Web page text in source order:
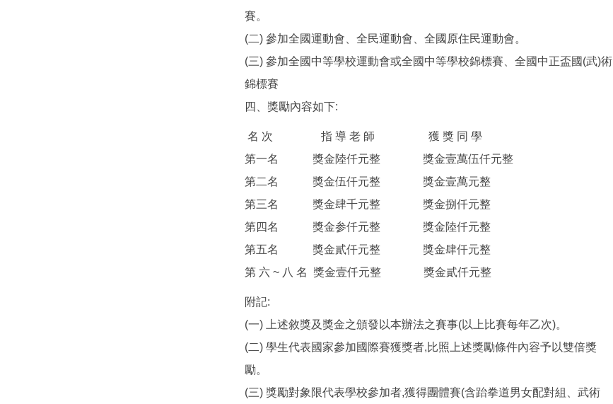
賽。
(二) 參加全國運動會、全民運動會、全國原住民運動會。
(三) 參加全國中等學校運動會或全國中等學校錦標賽、全國中正盃國(武)術
錦標賽
四、獎勵內容如下:
名 次 指 導 老 師 獲 獎 同 學
第一名 獎金陸仟元整 獎金壹萬伍仟元整
第二名 獎金伍仟元整 獎金壹萬元整
第三名 獎金肆千元整 獎金捌仟元整
第四名 獎金参仟元整 獎金陸仟元整
第五名 獎金貳仟元整 獎金肆仟元整
第 六 ~ 八 名 獎金壹仟元整 獎金貳仟元整
附記:
(一) 上述敘獎及獎金之頒發以本辦法之賽事(以上比賽每年乙次)。
(二) 學生代表國家參加國際賽獲獎者,比照上述獎勵條件內容予以雙倍獎
勵。
(三) 獎勵對象限代表學校參加者,獲得團體賽(含跆拳道男女配對組、武術